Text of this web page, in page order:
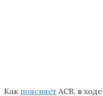
Как поясняет АСВ, в